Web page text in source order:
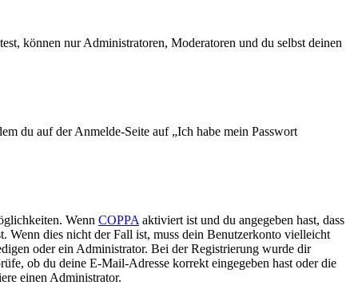
können nur Administratoren, Moderatoren und du selbst deinen
du auf der Anmelde-Seite auf „Ich habe mein Passwort
Wenn COPPA aktiviert ist und du angegeben hast, dass
Wenn dies nicht der Fall ist, muss dein Benutzerkonto vielleicht
oder ein Administrator. Bei der Registrierung wurde dir
ob du deine E-Mail-Adresse korrekt eingegeben hast oder die
einen Administrator.